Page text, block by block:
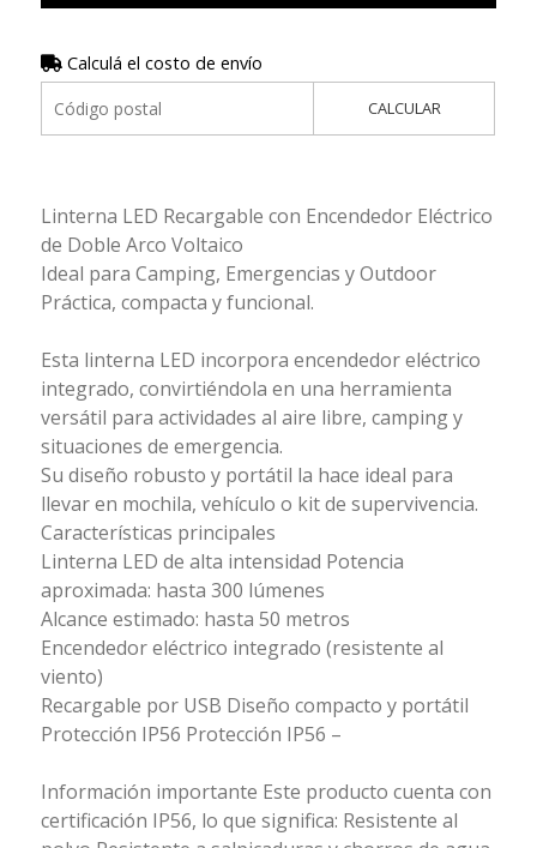
Calculá el costo de envío
CALCULAR
Linterna LED Recargable con Encendedor Eléctrico
de Doble Arco Voltaico
Ideal para Camping, Emergencias y Outdoor
Práctica, compacta y funcional.
Esta linterna LED incorpora encendedor eléctrico
integrado, convirtiéndola en una herramienta
versátil para actividades al aire libre, camping y
situaciones de emergencia.
Su diseño robusto y portátil la hace ideal para
llevar en mochila, vehículo o kit de supervivencia.
Características principales
Linterna LED de alta intensidad Potencia
aproximada: hasta 300 lúmenes
Alcance estimado: hasta 50 metros
Encendedor eléctrico integrado (resistente al
viento)
Recargable por USB Diseño compacto y portátil
Protección IP56 Protección IP56 –
Información importante Este producto cuenta con
certificación IP56, lo que significa: Resistente al